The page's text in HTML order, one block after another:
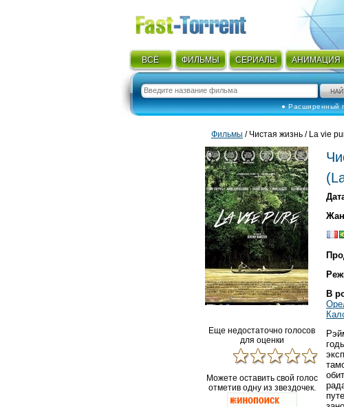
ВСЁ ФИЛЬМЫ СЕРИАЛЫ АНИМАЦИЯ
● Расширенный
Фильмы / Чистая жизнь / La vie
Еще недостаточно голосов
для оценки
Можете оставить свой голос
отметив одну из звездочек.
(
В